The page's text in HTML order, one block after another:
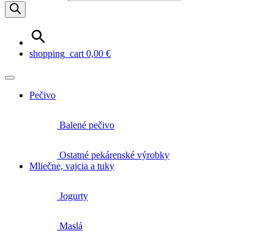
shopping_cart 0,00 €
Pečivo
Balené pečivo
Ostatné pekárenské výrobky
Mliečne, vajcia a tuky
Jogurty
Maslá